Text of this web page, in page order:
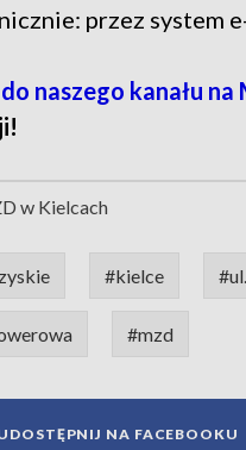
przez system
naszego kanału na
w Kielcach
#kielce
#mzd
NA FACEBOOKU